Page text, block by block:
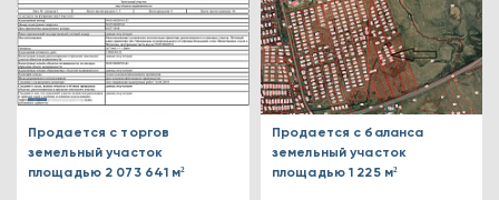
Продается с торгов
земельный участок
площадью 2 073 641 м²
Продается с баланса
земельный участок
площадью 1 225 м²